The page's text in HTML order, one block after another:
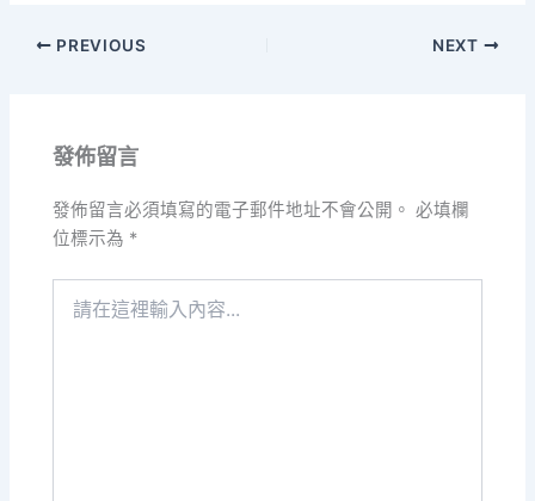
PREVIOUS NEXT
發佈留言
發佈留言必須填寫的電子郵件地址不會公開。 必填欄
位標示為 *